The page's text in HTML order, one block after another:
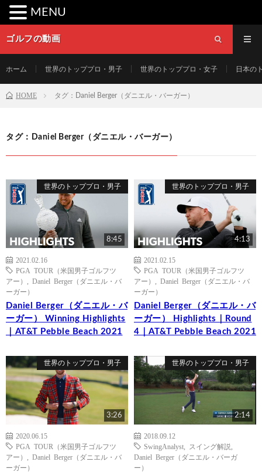
ゴルフの動画
ホーム 世界のトッププロ・男子 世界のトッププロ・女子 日本の
HOME タグ：Daniel Berger（ダニエル・バーガー）
タグ：Daniel Berger（ダニエル・バーガー）
世界のトッププロ・男子
8:45
2021.02.16
PGA TOUR（米国男子ゴルフツ
アー）
Daniel Berger（ダニエル・バ
ーガー）
Daniel Berger（ダニエル・バ
ーガー） Winning Highlights
｜AT&T Pebble Beach 2021
世界のトッププロ・男子
4:13
2021.02.15
PGA TOUR（米国男子ゴルフツ
アー）
Daniel Berger（ダニエル・バ
ーガー）
Daniel Berger（ダニエル・バ
ーガー） Highlights｜Round
4｜AT&T Pebble Beach 2021
世界のトッププロ・男子
3:26
2020.06.15
PGA TOUR（米国男子ゴルフツ
アー）
Daniel Berger（ダニエル・バ
ーガー）
世界のトッププロ・男子
2:14
2018.09.12
SwingAnalyst
スイング解説
Daniel Berger（ダニエル・バーガ
ー）
MENU